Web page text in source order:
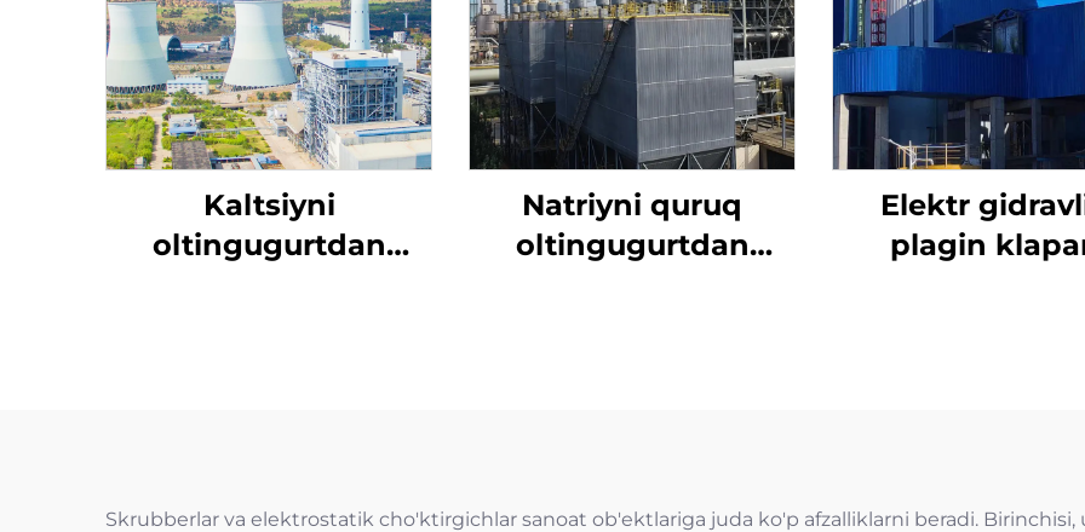
Kaltsiyni
oltingugurtdan
Natriyni quruq
oltingugurtdan
Elektr
plagin
Skrubberlar va elektrostatik cho'ktirgichlar sanoat ob'ektlariga juda ko'p afzalliklarni beradi. Birinchisi,